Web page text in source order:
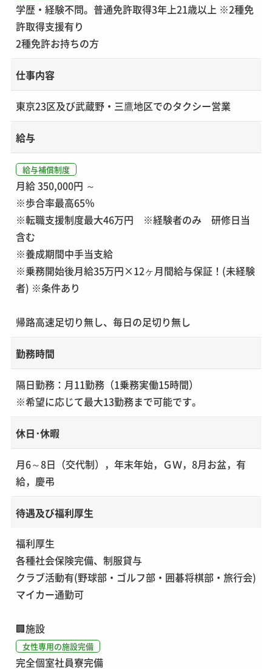
学歴・経験不問。普通免許取得3年上21歳以上 ※2種免
許取得支援有り
2種免許お持ちの方
仕事内容
東京23区及び武蔵野・三鷹地区でのタクシー営業
給与
給与補償制度
月給 350,000円 ～
※歩合率最高65％
※転職支援制度最大46万円 ※経験者のみ 研修日当
含む
※養成期間中手当支給
※乗務開始後月給35万円×12ヶ月間給与保証！(未経験
者) ※条件あり
帰路高速足切り無し、毎日の足切り無し
勤務時間
隔日勤務：月11勤務（1乗務実働15時間）
※希望に応じて最大13勤務まで可能です。
休日･休暇
月6～8日（交代制），年末年始，ＧＷ，8月お盆，有
給，慶弔
待遇及び福利厚生
福利厚生
各種社会保険完備、制服貸与
クラブ活動有(野球部・ゴルフ部・囲碁将棋部・旅行会)
マイカー通勤可
🏢施設
女性専用の施設完備
完全個室社員寮完備